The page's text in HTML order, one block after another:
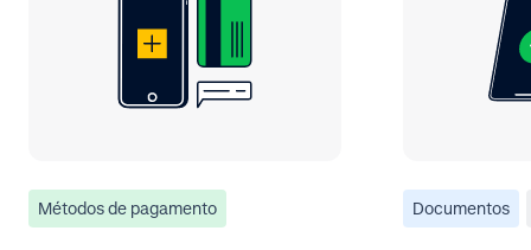
Métodos de pagamento Documentos